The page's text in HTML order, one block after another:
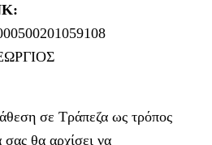
σε Τράπεζα ως τρόπος
θα αρχίσει να